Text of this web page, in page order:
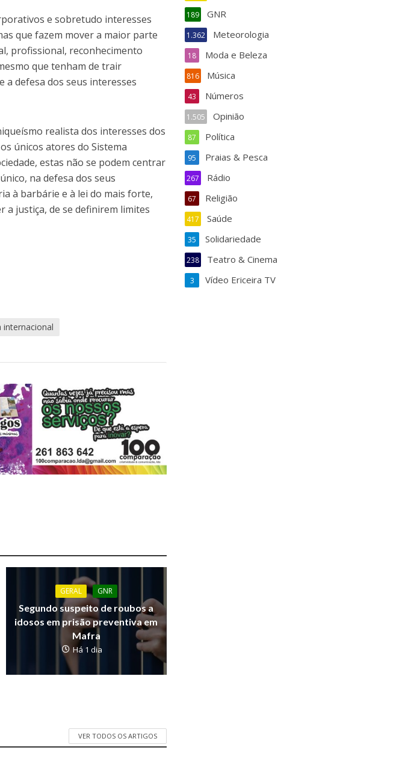
e sobretudo interesses
que fazem mover a maior parte
profissional, reconhecimento
que tenham de trair
a defesa dos seus interesses
realista dos interesses dos
únicos atores do Sistema
estas não se podem centrar
na defesa dos seus
à barbárie e à lei do mais forte,
a justiça, de se definirem limites
internacional
GERAL GNR
Segundo suspeito de roubos a
idosos em prisão preventiva em
Mafra
Há 1 dia
VER TODOS OS ARTIGOS
GNR
189
Meteorologia
1.362
Moda e Beleza
18
Música
816
Números
43
Opinião
1.505
Política
87
Praias & Pesca
95
Rádio
267
Religião
67
Saúde
417
Solidariedade
35
Teatro & Cinema
238
Vídeo Ericeira TV
3